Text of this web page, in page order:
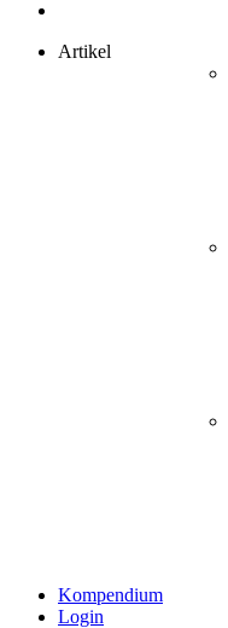
Artikel
Kompendium
Login